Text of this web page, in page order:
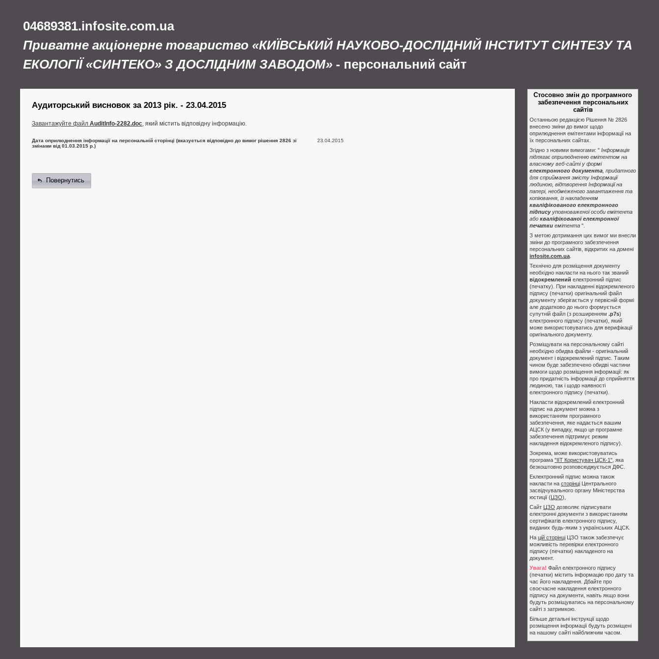
04689381.infosite.com.ua
Приватне акціонерне товариство «КИЇВСЬКИЙ НАУКОВО-ДОСЛІДНИЙ ІНСТИТУТ СИНТЕЗУ ТА
ЕКОЛОГІЇ «СИНТЕКО» З ДОСЛІДНИМ ЗАВОДОМ» - персональний сайт
Аудиторський висновок за 2013 рік. - 23.04.2015
Завантажуйте файл AuditInfo-2282.doc, який містить відповідну інформацію.
Дата оприлюднення інформації на персональній сторінці (вказується відповідно до вимог рішення 2826 зі
змінами від 01.03.2015 р.)
23.04.2015
Повернутись
Стосовно змін до програмного
забезпечення персональних
сайтів
Останньою редакцією Рішення № 2826
внесено зміни до вимог щодо
оприлюднення емітентами інформації на
їх персональних сайтах.
Згідно з новими вимогами: " Інформація
підлягає оприлюдненню емітентом на
власному веб-сайті у формі
електронного документа , придатного
для сприймання змісту Інформації
людиною, відтворення Інформації на
папері, необмеженого завантаження та
копіювання, із накладенням
кваліфікованого електронного
підписууповноваженої особи емітента
або кваліфікованої електронної
печатки емітента ".
З метою дотримання цих вимог ми внесли
зміни до програмного забезпечення
персональних сайтів, відкритих на домені
infosite.com.ua
Технічно для розміщення документу
необхідно накласти на нього так званий
відокремлений електронний підпис
(печатку). При накладенні відокремленого
підпису (печатки) оригінальний файл
документу зберігається у первісній формі
але додатково до нього формується
супутній файл (з розширенням .p7s)
електронного підпису (печатки), який
може використовуватись для верифікації
оригінального документу.
Розміщувати на персональному сайті
необхідно обидва файли - оригінальний
документ і відокремлений підпис. Таким
чином буде забезпечено обидві частини
вимоги щодо розміщення інформації: як
про придатність інформації до сприйняття
людиною, так і щодо наявності
електронного підпису (печатки).
Накласти відокремлений електронний
підпис на документ можна з
використанням програмного
забезпечення, яке надається вашим
АЦСК (у випадку, якщо це програмне
забезпечення підтримує режим
накладення відокремленого підпису).
Зокрема, може використовуватись
програма "ІІТ Користувач ЦСК-1" , яка
безкоштовно розповсюджується ДФС.
Еклектронний підпис можна також
накласти на сторінці Центрального
засвідчувального органу Міністерства
юстиції (ЦЗО),
Сайт ЦЗО дозволяє підписувати
електронні документи з використанням
сертифікатів електронного підпису,
виданих будь-яким з українських АЦСК.
На цій сторінці ЦЗО також забезпечує
можливість перевірки електронного
підпису (печатки) накладеного на
документ.
Увага! Файл електронного підпису
(печатки) містить інформацію про дату та
час його накладення. Дбайте про
своєчасне накладення електронного
підпису на документи, навіть якщо вони
будуть розміщуватись на персональному
сайті з затримкою.
Більше детальні інструкції щодо
розміщення інформації будуть розміщені
на нашому сайті найближчим часом.